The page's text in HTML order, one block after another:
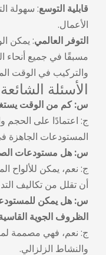
قابلية التوسع: سهولة
الأعمال.
التوفر العالمي: يمكن
مسبقًا في جميع أنحاء
والتركيب في الوقت
الأسئلة الشائعة
س: كم من الوقت
ج: اعتمادًا على الحجم
المستودعات الجاهزة في غضون 6
س: هل مستودعات
ج: نعم، يمكن للألواح
أن تقلل من تكاليف
س: هل يمكن
الظروف الجوية
ج: نعم، فهي مصممة
والنشاط الزلزالي.